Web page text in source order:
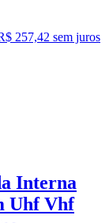
257,42 sem juros
Interna
Uhf Vhf